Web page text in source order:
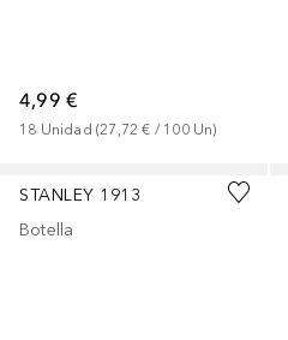
4,99 €
18 Unidad (27,72 € / 100 Un)
STANLEY 1913
Botella
+4